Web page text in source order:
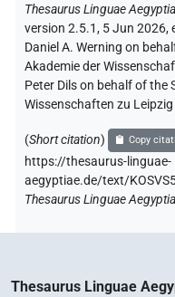
Thesaurus Linguae
version 2.5.1, 5 Jun 2026,
Daniel A. Werning on
Akademie der
Peter Dils on behalf of the
Wissenschaften zu
(Short citation) Copy
https://thesaurus-linguae-
aegyptiae.de/text/
Thesaurus Linguae
Thesaurus Linguae